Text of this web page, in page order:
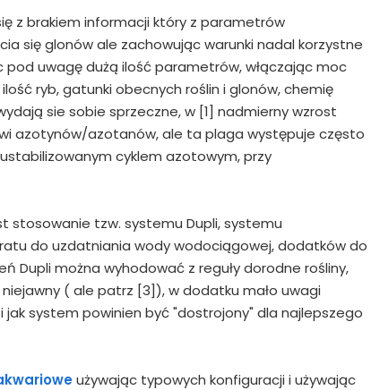
z brakiem informacji który z parametrów
się glonów ale zachowując warunki nadal korzystne
uwagę dużą ilość parametrów, włączając moc
ryb, gatunki obecnych roślin i glonów, chemię
sie sobie sprzeczne, w [1] nadmierny wzrost
azotynów/azotanów, ale ta plaga występuje często
cyklem azotowym, przy
stosowanie tzw. systemu Dupli, systemu
do uzdatniania wody wodociągowej, dodatków do
Dupli można wyhodować z reguły dorodne rośliny,
( ale patrz [3]), w dodatku mało uwagi
system powinien być "dostrojony" dla najlepszego
używając typowych konfiguracji i używając